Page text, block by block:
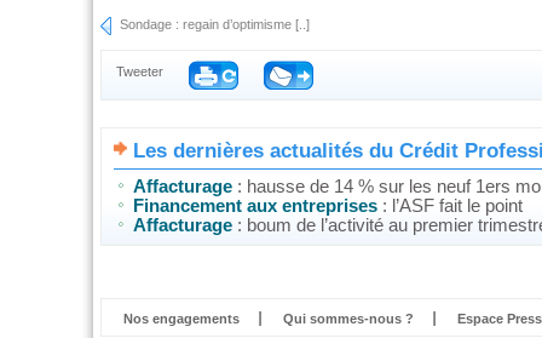
Sondage : regain d’optimisme [..]
Tweeter
Les dernières actualités du Crédit
Affacturage : hausse de 14 % sur les neuf 1ers
Financement aux entreprises : l’ASF fait le point
Affacturage : boum de l’activité au premier
Nos engagements Qui sommes-nous ? Espace